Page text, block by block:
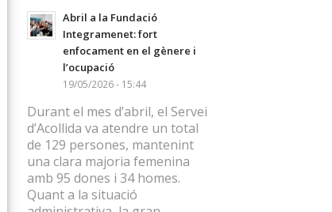
Abril a la Fundació
Integramenet: fort
enfocament en el gènere i
l’ocupació
19/05/2026 - 15:44
Durant el mes d’abril, el Servei
d’Acollida va atendre un total
de 129 persones, mantenint
una clara majoria femenina
amb 95 dones i 34 homes.
Quant a la situació